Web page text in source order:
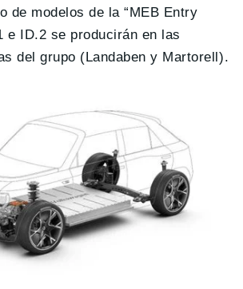
de modelos de la “MEB Entry
e ID.2 se producirán en las
del grupo (Landaben y Martorell).